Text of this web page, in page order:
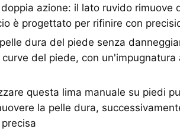
azione: il lato ruvido rimuove
è progettato per rifinire con
pelle dura del piede senza
del piede, con un'impugnatura
questa lima manuale su piedi
la pelle dura,